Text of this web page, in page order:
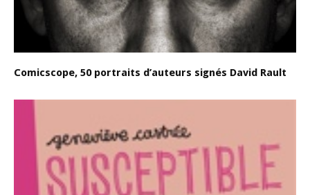
Comicscope, 50 portraits d’auteurs signés David Rault